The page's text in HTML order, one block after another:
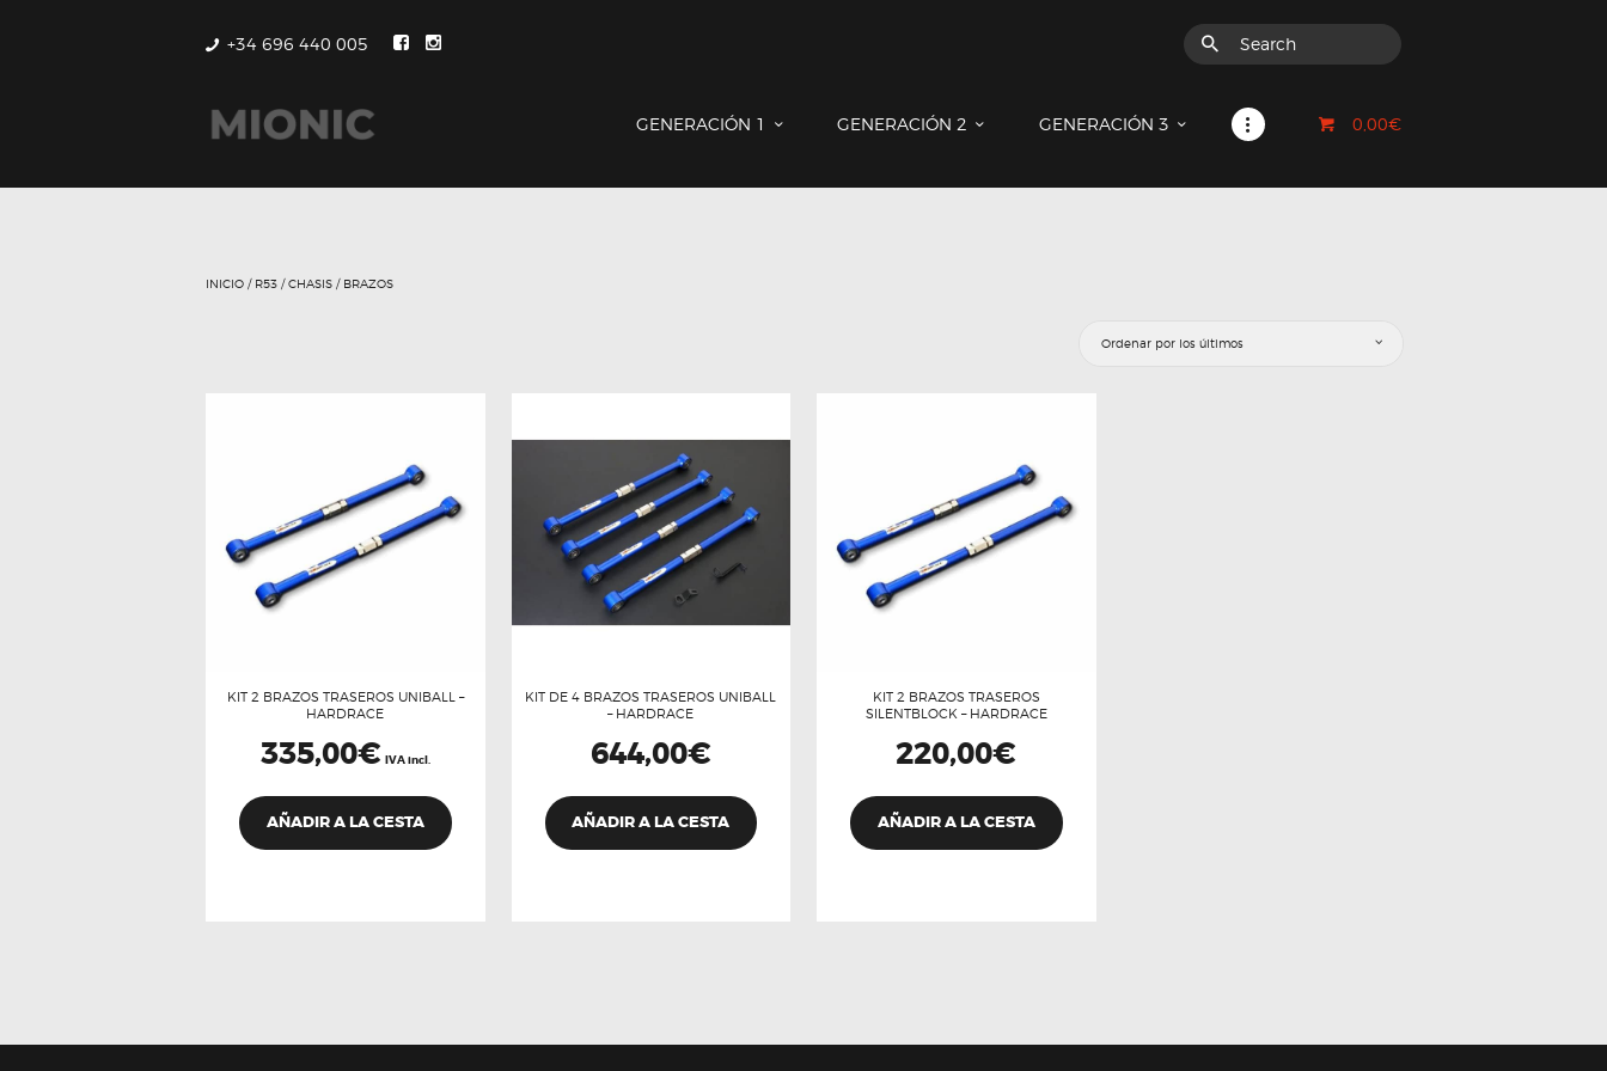
+34 696 440 005
GENERACIÓN 1 GENERACIÓN 2 GENERACIÓN 3 0,00€
GENERACIÓN 2
INICIO / R53 /CHASIS / BRAZOS
KIT 2 BRAZOS TRASEROS UNIBALL –
HARDRACE
335,00€ IVA incl.
AÑADIR A LA CESTA
KIT DE 4 BRAZOS TRASEROS UNIBALL
– HARDRACE
644,00€
AÑADIR A LA CESTA
KIT 2 BRAZOS TRASEROS
SILENTBLOCK – HARDRACE
220,00€
AÑADIR A LA CESTA